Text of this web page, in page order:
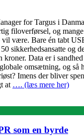
for Targus i
filoverførsel, og
være. Bare én tabt
sikkerhedsansatte og
Data er i
omsætning, og
Imens der bliver
at …. (læs mere her)
som en byrde